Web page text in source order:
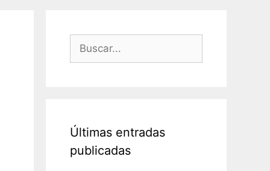
Buscar:
Últimas entradas
publicadas